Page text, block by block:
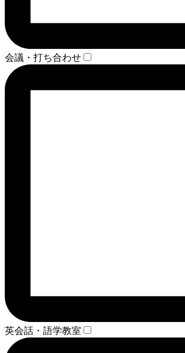
会議・打ち合わせ
英会話・語学教室